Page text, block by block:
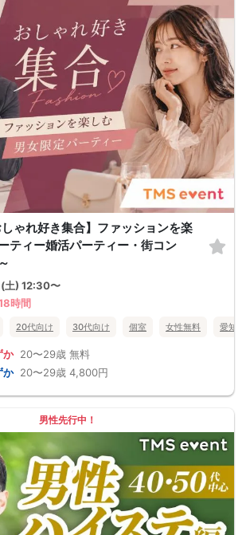
ゃれ好き集合】ファッションを楽
ティー婚活パーティー・街コン
土) 12:30〜
時間
20代向け 30代向け 個室 女性無料 愛知県
か 20〜29歳 無料
か 20〜29歳 4,800円
男性先行中！